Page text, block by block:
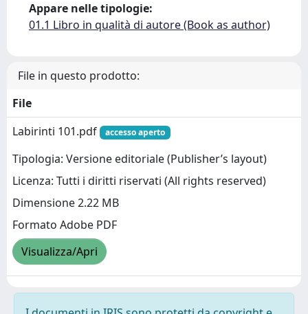
Appare nelle tipologie:
01.1 Libro in qualità di autore (Book as author)
File in questo prodotto:
File
Labirinti 101.pdf
accesso aperto
Tipologia: Versione editoriale (Publisher’s layout)
Licenza: Tutti i diritti riservati (All rights reserved)
Dimensione 2.22 MB
Formato Adobe PDF
Visualizza/Apri